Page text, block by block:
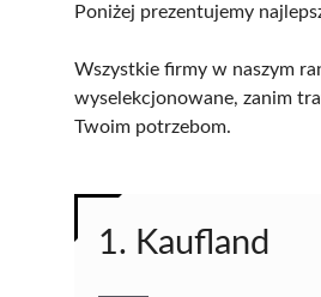
Poniżej prezentujemy
Wszystkie firmy w naszym
wyselekcjonowane, zanim
Twoim potrzebom.
1. Kaufland